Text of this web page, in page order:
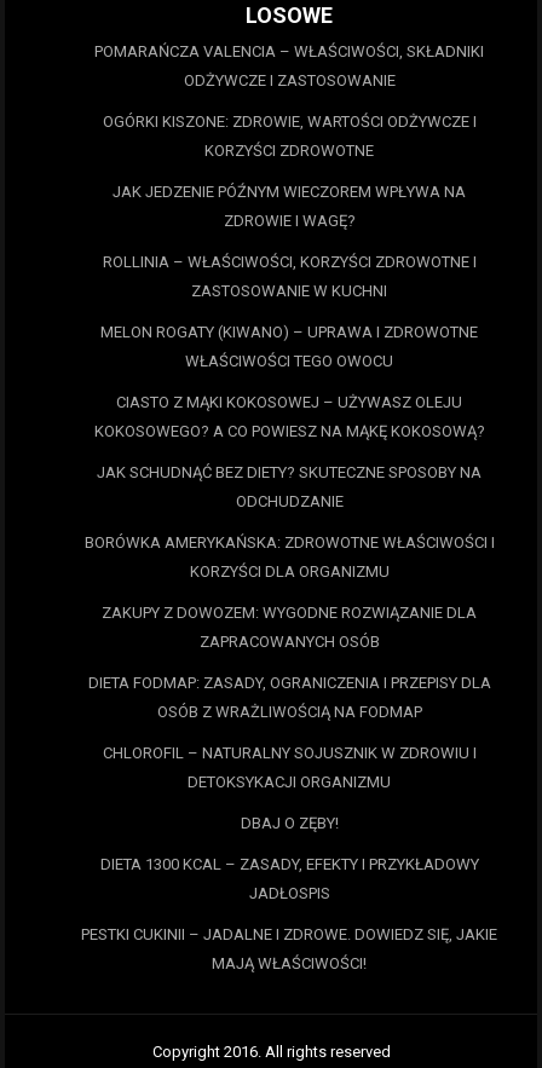
LOSOWE
POMARAŃCZA VALENCIA – WŁAŚCIWOŚCI, SKŁADNIKI
ODŻYWCZE I ZASTOSOWANIE
OGÓRKI KISZONE: ZDROWIE, WARTOŚCI ODŻYWCZE I
KORZYŚCI ZDROWOTNE
JAK JEDZENIE PÓŹNYM WIECZOREM WPŁYWA NA
ZDROWIE I WAGĘ?
ROLLINIA – WŁAŚCIWOŚCI, KORZYŚCI ZDROWOTNE I
ZASTOSOWANIE W KUCHNI
MELON ROGATY (KIWANO) – UPRAWA I ZDROWOTNE
WŁAŚCIWOŚCI TEGO OWOCU
CIASTO Z MĄKI KOKOSOWEJ – UŻYWASZ OLEJU
KOKOSOWEGO? A CO POWIESZ NA MĄKĘ KOKOSOWĄ?
JAK SCHUDNĄĆ BEZ DIETY? SKUTECZNE SPOSOBY NA
ODCHUDZANIE
BORÓWKA AMERYKAŃSKA: ZDROWOTNE WŁAŚCIWOŚCI I
KORZYŚCI DLA ORGANIZMU
ZAKUPY Z DOWOZEM: WYGODNE ROZWIĄZANIE DLA
ZAPRACOWANYCH OSÓB
DIETA FODMAP: ZASADY, OGRANICZENIA I PRZEPISY DLA
OSÓB Z WRAŻLIWOŚCIĄ NA FODMAP
CHLOROFIL – NATURALNY SOJUSZNIK W ZDROWIU I
DETOKSYKACJI ORGANIZMU
DBAJ O ZĘBY!
DIETA 1300 KCAL – ZASADY, EFEKTY I PRZYKŁADOWY
JADŁOSPIS
PESTKI CUKINII – JADALNE I ZDROWE. DOWIEDZ SIĘ, JAKIE
MAJĄ WŁAŚCIWOŚCI!
Copyright 2016. All rights reserved